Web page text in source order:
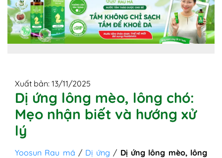
Xuất bản: 13/11/2025
Dị ứng lông mèo, lông chó:
Mẹo nhận biết và hướng xử
lý
Yoosun Rau má / Dị ứng / Dị ứng lông mèo, lông